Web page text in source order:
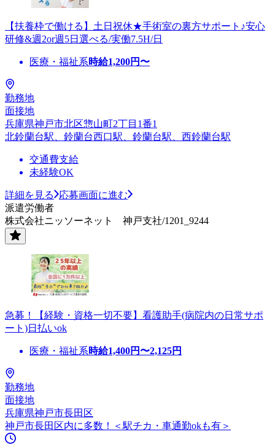
【扶養枠で働ける】土日祝休★手術室の裏方サポート♪安心
研修&週2or週5日選べる/実働7.5H/日
医療・福祉系時給1,200円〜
勤務地
面接地
兵庫県神戸市北区惣山町2丁目1番1
北鈴蘭台駅、鈴蘭台西口駅、鈴蘭台駅、西鈴蘭台駅
交通費支給
未経験OK
詳細を見る
応募画面に進む
派遣労働者
株式会社ニッソーネット 神戸支社/1201_9244
急募！【経験・資格一切不要】看護助手(病院内の日常サポ
ート)日払いok
医療・福祉系時給1,400円〜2,125円
勤務地
面接地
兵庫県神戸市長田区
神戸市長田区内に多数！＜駅チカ・車通勤okも有＞